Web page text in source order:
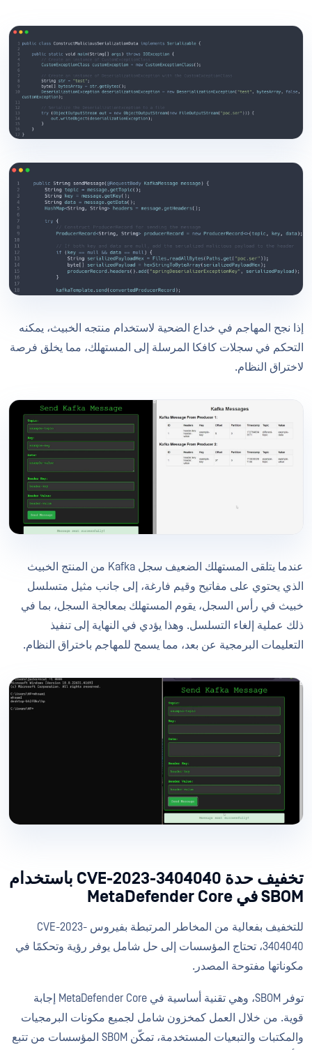
إذا نجح المهاجم في خداع الضحية لاستخدام منتجه الخبيث، يمكنه
التحكم في سجلات كافكا المرسلة إلى المستهلك، مما يخلق فرصة
لاختراق النظام.
عندما يتلقى المستهلك الضعيف سجل Kafka من المنتج الخبيث
الذي يحتوي على مفاتيح وقيم فارغة، إلى جانب مثيل متسلسل
خبيث في رأس السجل، يقوم المستهلك بمعالجة السجل، بما في
ذلك عملية إلغاء التسلسل. وهذا يؤدي في النهاية إلى تنفيذ
التعليمات البرمجية عن بعد، مما يسمح للمهاجم باختراق النظام.
تخفيف حدة CVE-2023-3404040 باستخدام
SBOM في MetaDefender Core
للتخفيف بفعالية من المخاطر المرتبطة بفيروس CVE-2023-
3404040، تحتاج المؤسسات إلى حل شامل يوفر رؤية وتحكمًا في
مكوناتها مفتوحة المصدر.
توفر SBOM، وهي تقنية أساسية في MetaDefender Core إجابة
قوية. من خلال العمل كمخزون شامل لجميع مكونات البرمجيات
والمكتبات والتبعيات المستخدمة، تمكّن SBOM المؤسسات من تتبع